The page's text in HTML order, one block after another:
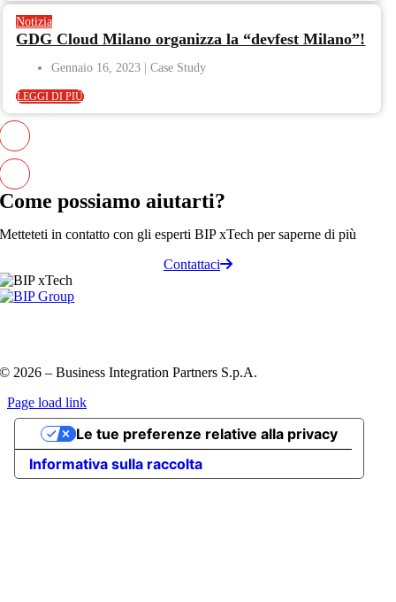
Notizia
GDG Cloud Milano organizza la “devfest Milano”!
Gennaio 16, 2023
LEGGI DI PIÙ
Come possiamoaiutarti?
Metteteti in contatto con gli esperti BIP xTech per saperne di più
Contattaci
© 2026 – Business Integration Partners S.p.A.
Page load link
Go
Top
Informativa sulla raccolta
Le tue preferenze relative alla privacy